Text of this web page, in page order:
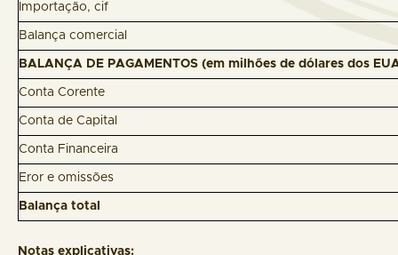
Importação, cif
Balança comercial
BALANÇA DE PAGAMENTOS (em milhões de dólares dos
Conta Corente
Conta de Capital
Conta Financeira
Eror e omissões
Balança total
Notas explicativas: